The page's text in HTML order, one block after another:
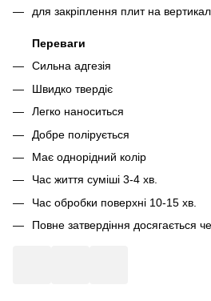
для закріплення плит на
Переваги
Сильна адгезія
Швидко твердіє
Легко наноситься
Добре полірується
Має однорідний колір
Час життя суміші 3-4 хв.
Час обробки поверхні 10-15 хв.
Повне затвердіння досягається